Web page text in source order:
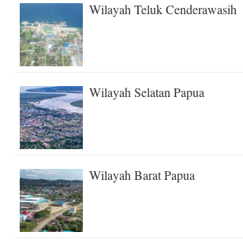
Wilayah Teluk Cenderawasih
Wilayah Selatan Papua
Wilayah Barat Papua